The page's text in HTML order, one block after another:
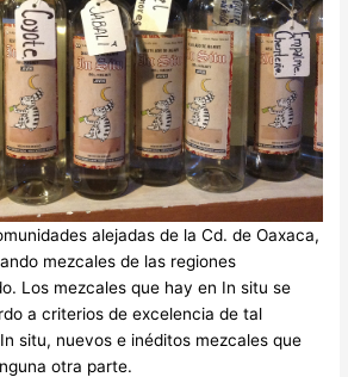
alejadas de la Cd. de Oaxaca,
mezcales de las regiones
Los mezcales que hay en In situ se
a criterios de excelencia de tal
situ, nuevos e inéditos mezcales que
otra parte.